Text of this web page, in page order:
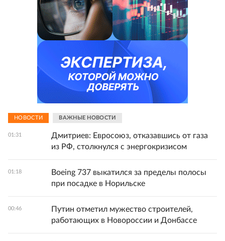
НОВОСТИ ВАЖНЫЕ НОВОСТИ
01:31
Дмитриев: Евросоюз, отказавшись от газа
из РФ, столкнулся с энергокризисом
01:18
Boeing 737 выкатился за пределы полосы
при посадке в Норильске
00:46
Путин отметил мужество строителей,
работающих в Новороссии и Донбассе